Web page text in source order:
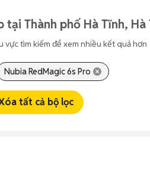
Thành phố Hà Tĩnh, Hà
tìm kiếm để xem nhiều kết quả hơn
Nubia RedMagic 6s Pro
tất cả bộ lọc